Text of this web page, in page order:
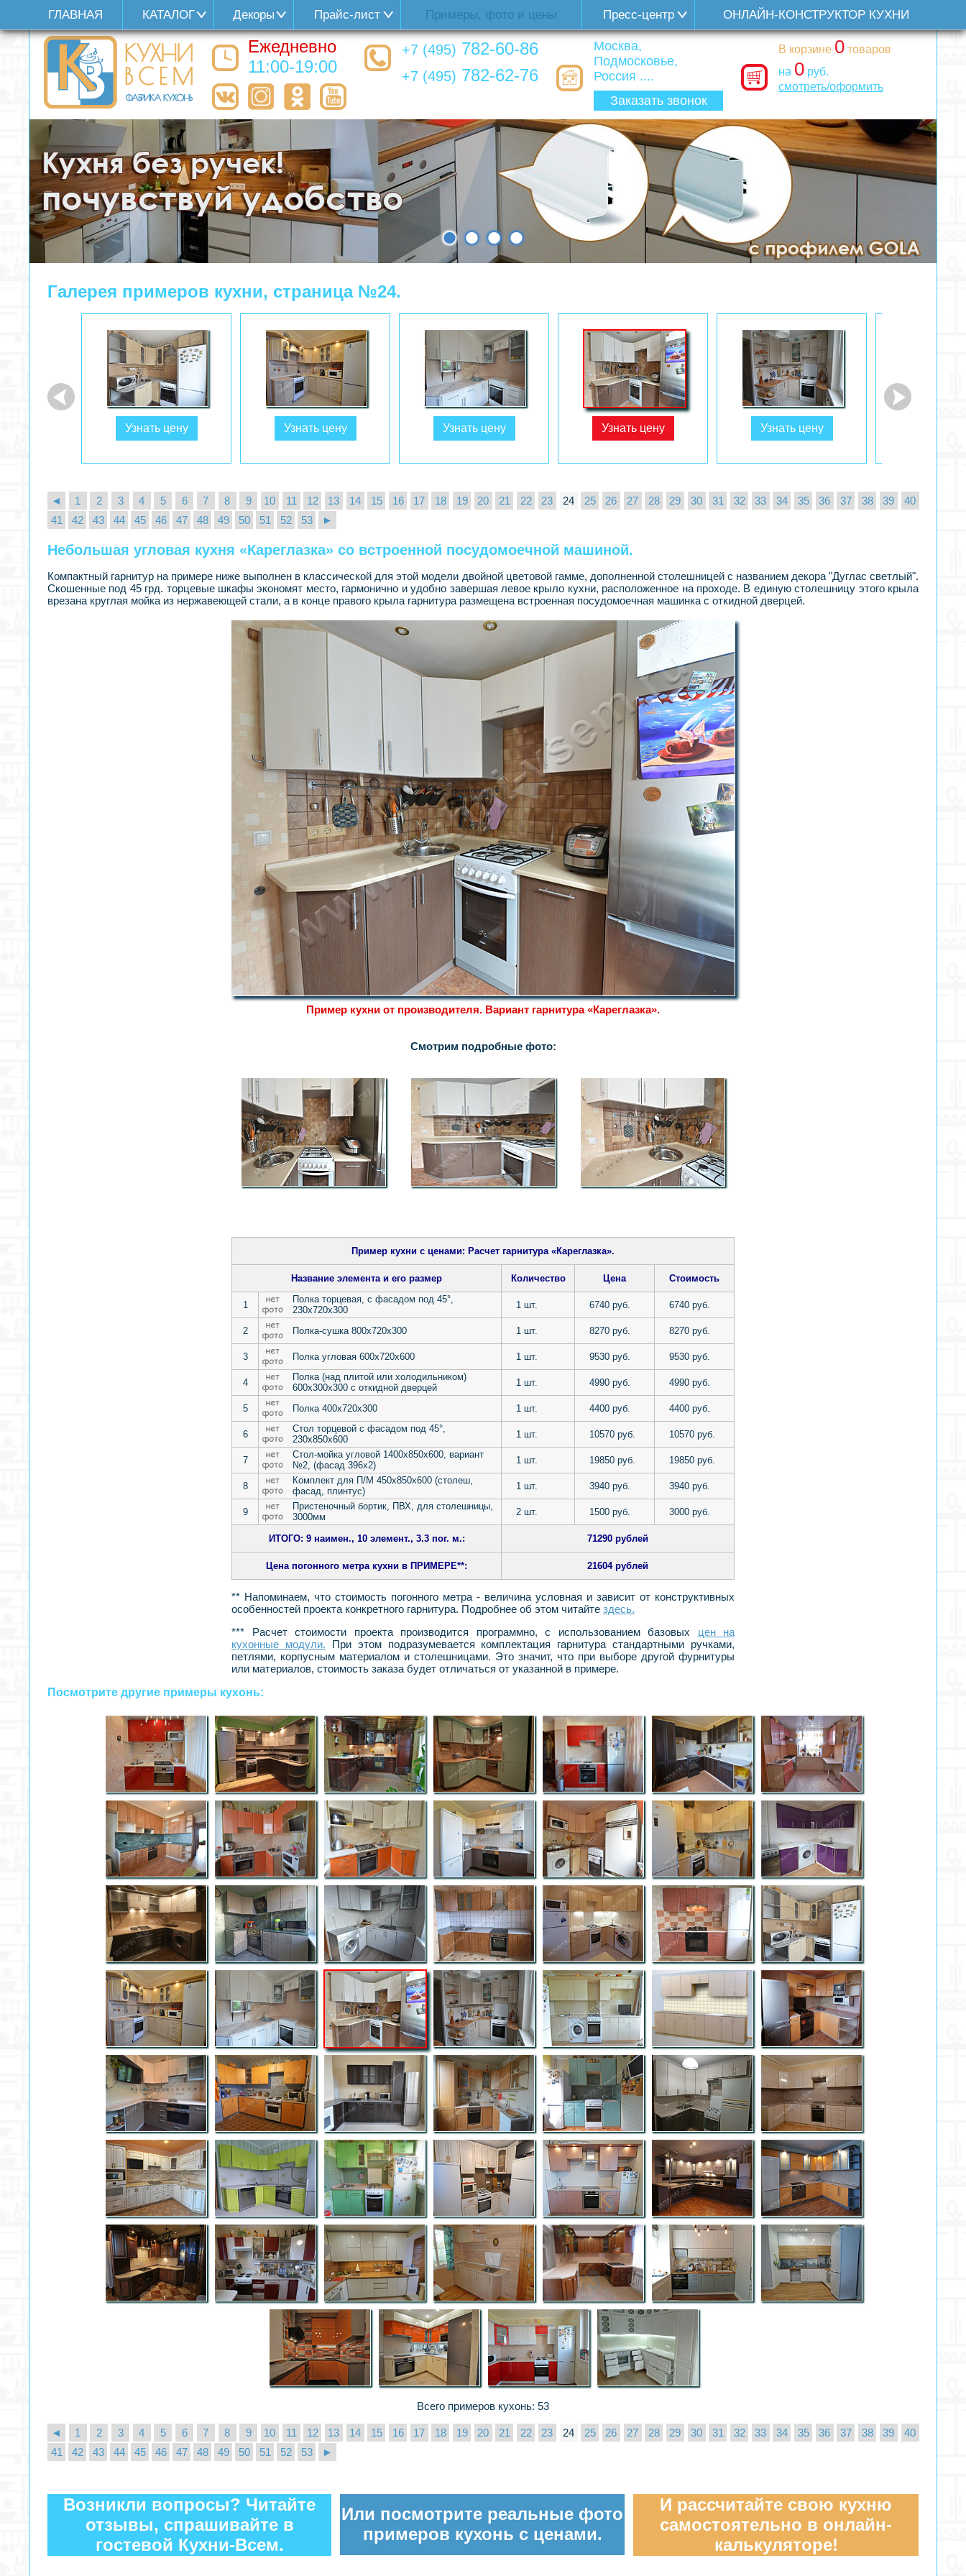
ГЛАВНАЯ КАТАЛОГ Декоры Прайс-лист Примеры, фото и цены Пресс-центр ОНЛАЙН-КОНСТРУКТОР КУХНИ
Ежедневно
11:00-19:00
+7 (495) 782-60-86
+7 (495) 782-62-76
Москва,
Подмосковье,
Россия ....
Заказать звонок
В корзине 0 товаров
на 0 руб.
смотреть/оформить
••••
Галерея примеров кухни, страница №24.
Узнать цену Узнать цену Узнать цену Узнать цену Узнать цену
◄ 1 2 3 4 5 6 7 8 9 10 11 12 13 14 15 16 17 18 19 20 21 22 23 24 25 26 27 28 29 30 31 32 33 34 35 36 37 38 39
40
41
42 43 44 45 46 47 48 49 50 51 52 53 ►
Небольшая угловая кухня «Кареглазка» со встроенной посудомоечной машиной.
Компактный гарнитур на примере ниже выполнен в классической для этой модели двойной цветовой гамме, дополненной столешницей с названием декора "Дуглас светлый".
Скошенные под 45 грд. торцевые шкафы экономят место, гармонично и удобно завершая левое крыло кухни, расположенное на проходе. В единую столешницу этого крыла
врезана круглая мойка из нержавеющей стали, а в конце правого крыла гарнитура размещена встроенная посудомоечная машинка с откидной дверцей.
Пример кухни от производителя. Вариант гарнитура «Кареглазка».
Смотрим подробные фото:
Пример кухни с ценами: Расчет гарнитура «Кареглазка».
Название элемента и его размер Количество Цена Стоимость
1
Полка торцевая, с фасадом под 45°,
230х720х300
1 шт. 6740 руб. 6740 руб.
2 Полка-сушка 800х720х300 1 шт. 8270 руб. 8270 руб.
3 Полка угловая 600х720х600 1 шт. 9530 руб. 9530 руб.
4
Полка (над плитой или холодильником)
600х300х300 с откидной дверцей
1 шт. 4990 руб. 4990 руб.
5 Полка 400х720х300 1 шт. 4400 руб. 4400 руб.
6
Стол торцевой c фасадом под 45°,
230х850х600
1 шт. 10570 руб. 10570 руб.
7
Стол-мойка угловой 1400х850х600, вариант
№2, (фасад 396x2)
1 шт. 19850 руб. 19850 руб.
8
Комплект для П/М 450х850х600 (столеш,
фасад, плинтус)
1 шт. 3940 руб. 3940 руб.
9
Пристеночный бортик, ПВХ, для столешницы,
3000мм
2 шт. 1500 руб. 3000 руб.
ИТОГО: 9 наимен., 10 элемент., 3.3 пог. м.: 71290 рублей
Цена погонного метра кухни в ПРИМЕРЕ**: 21604 рублей
** Напоминаем, что стоимость погонного метра - величина условная и зависит от конструктивных
особенностей проекта конкретного гарнитура. Подробнее об этом читайте здесь.
*** Расчет стоимости проекта производится программно, с использованием базовых цен на
кухонные модули. При этом подразумевается комплектация гарнитура стандартными ручками,
петлями, корпусным материалом и столешницами. Это значит, что при выборе другой фурнитуры
или материалов, стоимость заказа будет отличаться от указанной в примере.
Посмотрите другие примеры кухонь:
Всего примеров кухонь: 53
◄ 1 2 3 4 5 6 7 8 9 10 11 12 13 14 15 16 17 18 19 20 21 22 23 24 25 26 27 28 29 30 31 32 33 34 35 36 37 38 39
40
41
42 43 44 45 46 47 48 49 50 51 52 53 ►
Возникли вопросы? Читайте
отзывы, спрашивайте в
гостевой Кухни-Всем.
Или посмотрите реальные фото
примеров кухонь с ценами.
И рассчитайте свою кухню
самостоятельно в онлайн-
калькуляторе!